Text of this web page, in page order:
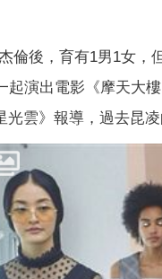
倫後，育有1男1女，
起演出電影《摩天大
光雲》報導，過去昆